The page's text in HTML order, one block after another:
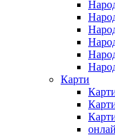
Карти